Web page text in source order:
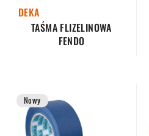
DEKA
TAŚMA FLIZELINOWA
FENDO
Nowy